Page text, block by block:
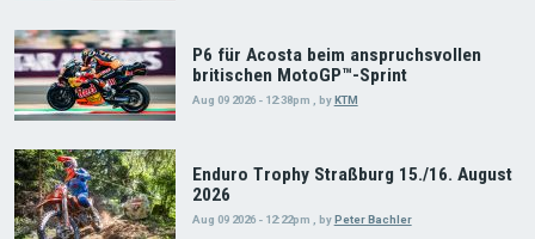
P6 für Acosta beim anspruchsvollen
britischen MotoGP™-Sprint
Aug 09 2026 - 12:38pm byKTM
Enduro Trophy Straßburg 15./16. August
2026
Aug 09 2026 - 12:22pm , by Peter Bachler